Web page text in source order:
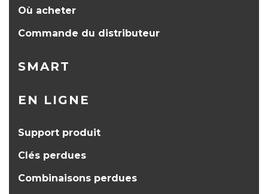
Où acheter
Commande du distributeur
SMART
EN LIGNE
Support produit
Clés perdues
Combinaisons perdues